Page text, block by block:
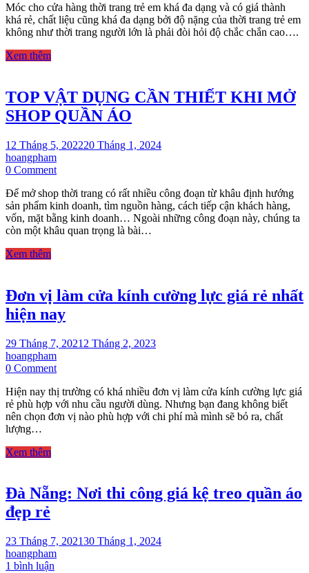
LOẠI
MÓC
TRẺ
Móc cho cửa hàng thời trang trẻ em khá đa dạng và có giá thành
khá rẻ, chất liệu cũng khá đa dạng bởi độ nặng của thời trang trẻ em
không như thời trang người lớn là phải đòi hỏi độ chắc chắn cao….
Xem thêm
TOP VẬT DỤNG CẦN THIẾT KHI MỞ
SHOP QUẦN ÁO
12 Tháng 5, 202220 Tháng 1, 2024
hoangpham
0 Commenton
VẬT
DỤNG
CẦN
THIẾT
ÁO
Để mở shop thời trang có rất nhiều công đoạn từ khâu định hướng
sản phẩm kinh doanh, tìm nguồn hàng, cách tiếp cận khách hàng,
vốn, mặt bằng kinh doanh… Ngoài những công đoạn này, chúng ta
còn một khâu quan trọng là bài…
Xem thêm
Đơn vị làm cửa kính cường lực giá rẻ nhất
hiện nay
29 Tháng 7, 2021 2 Tháng 2, 2023
hoangpham
0 Commenton
vị
làm
cửa
nhất
hiện
Hiện nay thị trường có khá nhiều đơn vị làm cửa kính cường lực giá
rẻ phù hợp với nhu cầu người dùng. Nhưng bạn đang không biết
nên chọn đơn vị nào phù hợp với chi phí mà mình sẽ bỏ ra, chất
lượng…
Xem thêm
Đà Nẵng: Nơi thi công giá kệ treo quần áo
đẹp rẻ
23 Tháng 7, 202130 Tháng 1, 2024
hoangpham
1 bình luận